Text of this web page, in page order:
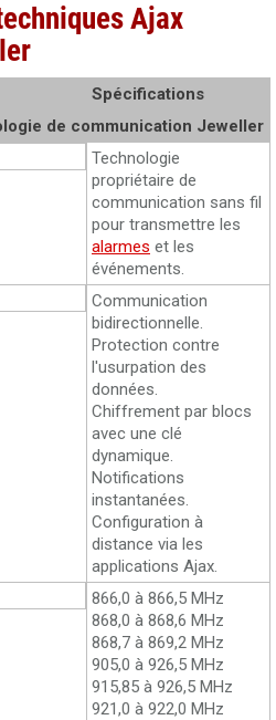
Ajax
Spécifications
de communication Jeweller
Technologie
propriétaire de
communication sans fil
pour transmettre les
alarmes et les
événements.
Communication
bidirectionnelle.
Protection contre
l'usurpation des
données.
Chiffrement par blocs
avec une clé
dynamique.
Notifications
instantanées.
Configuration à
distance via les
applications Ajax.
866,0 à 866,5 MHz
868,0 à 868,6 MHz
868,7 à 869,2 MHz
905,0 à 926,5 MHz
915,85 à 926,5 MHz
921,0 à 922,0 MHz